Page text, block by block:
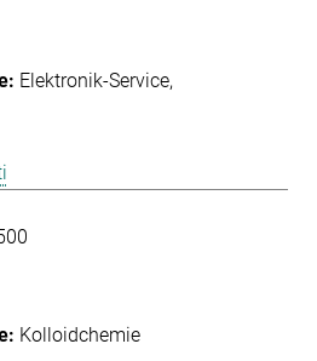
Elektronik-Service
Kolloidchemie